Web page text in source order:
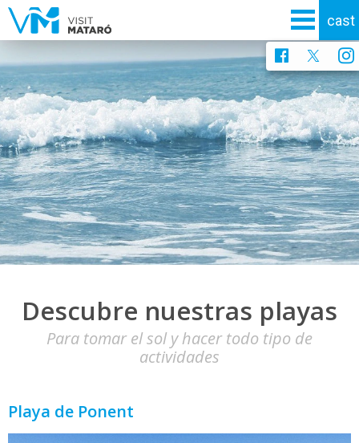
Descubre nuestras playas
Para tomar el sol y hacer todo tipo de
actividades
Playa de Ponent